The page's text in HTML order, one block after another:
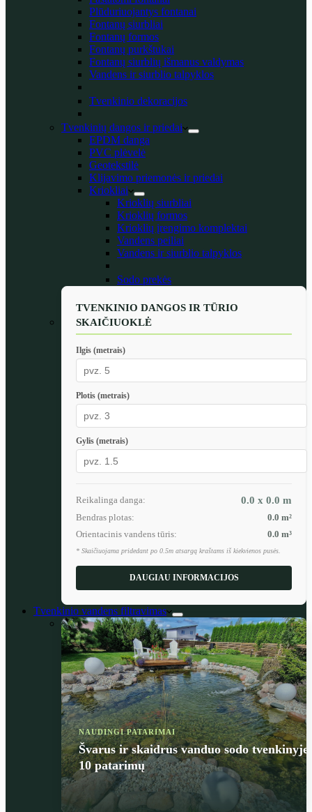
Plūduriuojantys fontanai
Fontanų siurbliai
Fontanų formos
Fontanų purkštukai
Fontanų siurblių išmanus valdymas
Vandens ir siurblio talpyklos
Tvenkinio dekoracijos
Tvenkinių dangos ir priedai
EPDM danga
PVC plėvelė
Geotekstilė
Klijavimo priemonės ir priedai
Kriokliai
Krioklių siurbliai
Krioklių formos
Krioklių įrengimo komplektai
Vandens peiliai
Vandens ir siurblio talpyklos
Sodo prekės
TVENKINIO DANGOS IR TŪRIO
SKAIČIUOKLĖ
Ilgis (metrais)
Plotis (metrais)
Gylis (metrais)
Reikalinga danga: 0.0 x 0.0 m
Bendras plotas: 0.0 m²
Orientacinis vandens tūris:
0.0 m³
* Skaičiuojama pridedant po 0.5m atsargą kraštams iš kiekvienos pusės.
DAUGIAU INFORMACIJOS
Tvenkinio vandens filtravimas
NAUDINGI PATARIMAI
Švarus ir skaidrus vanduo sodo tvenkinyje:
10 patarimų